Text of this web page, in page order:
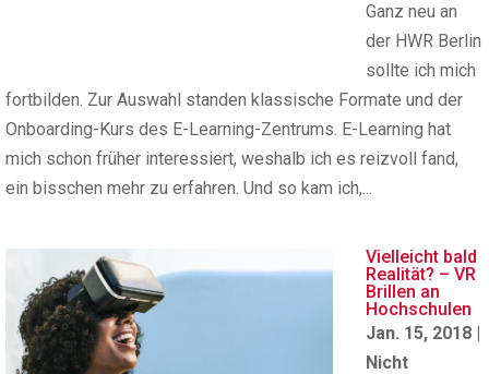
Ganz neu an
der HWR Berlin
sollte ich mich
fortbilden. Zur Auswahl standen klassische Formate und der
Onboarding-Kurs des E-Learning-Zentrums. E-Learning hat
mich schon früher interessiert, weshalb ich es reizvoll fand,
ein bisschen mehr zu erfahren. Und so kam ich,...
Vielleicht bald
Realität? – VR
Brillen an
Hochschulen
Jan. 15, 2018 |
Nicht